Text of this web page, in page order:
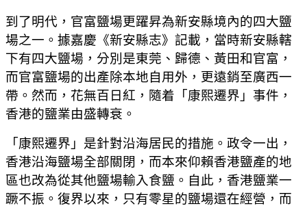
到了明代，官富鹽場更躍昇為新安縣境內的四大鹽
場之一。據嘉慶《新安縣志》記載，當時新安縣轄
下有四大鹽場，分別是東莞、歸德、黃田和官富，
而官富鹽場的出產除本地自用外，更遠銷至廣西一
帶。然而，花無百日紅，隨着「康熙遷界」事件，
香港的鹽業由盛轉衰。
「康熙遷界」是針對沿海居民的措施。政令一出，
香港沿海鹽場全部關閉，而本來仰賴香港鹽產的地
區也改為從其他鹽場輸入食鹽。自此，香港鹽業一
蹶不振。復界以來，只有零星的鹽場還在經營，而